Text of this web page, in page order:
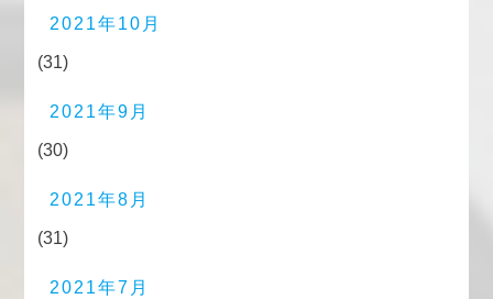
2021年10月
(31)
2021年9月
(30)
2021年8月
(31)
2021年7月